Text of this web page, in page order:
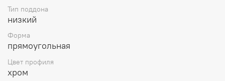
Тип поддона
низкий
Форма
прямоугольная
Цвет профиля
хром